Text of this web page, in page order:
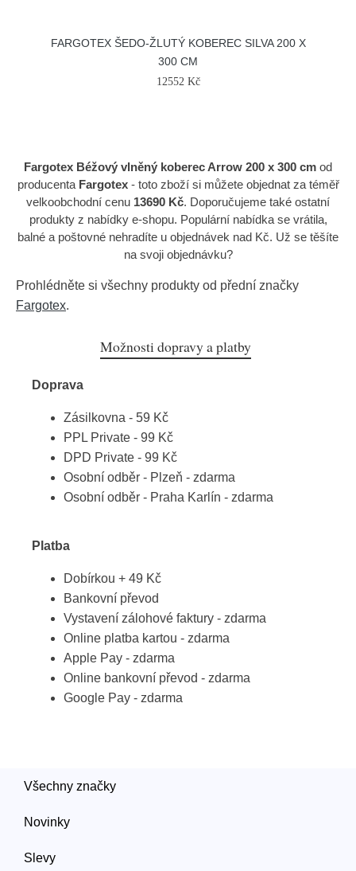
FARGOTEX ŠEDO-ŽLUTÝ KOBEREC SILVA 200 X
300 CM
12552 Kč
Fargotex Béžový vlněný koberec Arrow 200 x 300 cm od
producentaFargotex- toto zboží si můžete objednat za téměř
velkoobchodní cenu 13690 Kč. Doporučujeme také ostatní
produkty z nabídky e-shopu. Populární nabídka se vrátila,
balné a poštovné nehradíte u objednávek nad Kč. Už se těšíte
na svoji objednávku?
Prohlédněte si všechny produkty od přední značky
Fargotex.
Možnosti dopravy a platby
Doprava
Zásilkovna - 59 Kč
PPL Private - 99 Kč
DPD Private - 99 Kč
Osobní odběr - Plzeň - zdarma
Osobní odběr - Praha Karlín - zdarma
Platba
Dobírkou + 49 Kč
Bankovní převod
Vystavení zálohové faktury - zdarma
Online platba kartou - zdarma
Apple Pay - zdarma
Online bankovní převod - zdarma
Google Pay - zdarma
Všechny značky
Novinky
Slevy